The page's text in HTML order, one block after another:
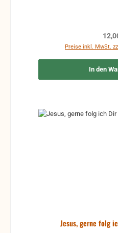
Preise inkl. MwSt.
In den
Jesus, gerne folg